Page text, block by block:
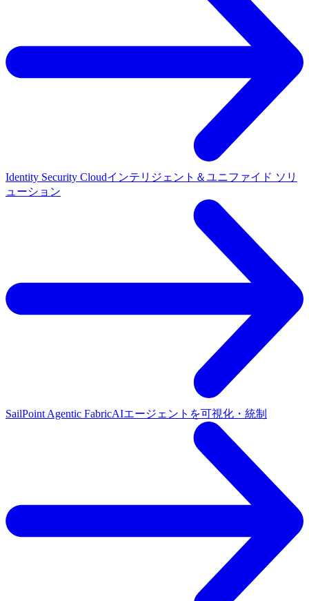
Identity Security Cloudインテリジェント＆ユニファイド ソリ
ューション
SailPoint Agentic FabricAIエージェントを可視化・統制